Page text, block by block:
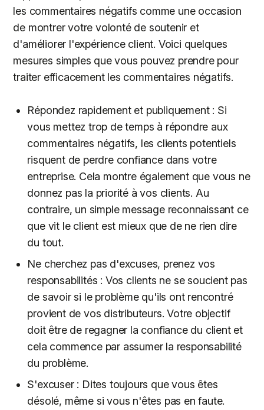
les commentaires négatifs comme une occasion
de montrer votre volonté de soutenir et
d'améliorer l'expérience client. Voici quelques
mesures simples que vous pouvez prendre pour
traiter efficacement les commentaires négatifs.
Répondez rapidement et publiquement : Si
vous mettez trop de temps à répondre aux
commentaires négatifs, les clients potentiels
risquent de perdre confiance dans votre
entreprise. Cela montre également que vous ne
donnez pas la priorité à vos clients. Au
contraire, un simple message reconnaissant ce
que vit le client est mieux que de ne rien dire
du tout.
Ne cherchez pas d'excuses, prenez vos
responsabilités : Vos clients ne se soucient pas
de savoir si le problème qu'ils ont rencontré
provient de vos distributeurs. Votre objectif
doit être de regagner la confiance du client et
cela commence par assumer la responsabilité
du problème.
S'excuser : Dites toujours que vous êtes
désolé, même si vous n'êtes pas en faute.